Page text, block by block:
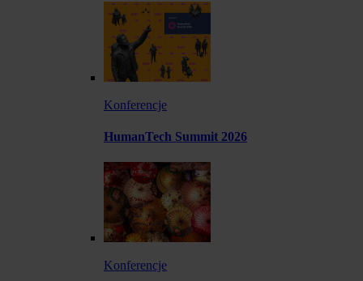
Konferencje
HumanTech Summit 2026
Konferencje